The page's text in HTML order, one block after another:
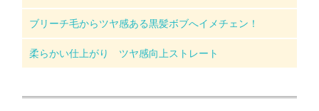
ブリーチ毛からツヤ感ある黒髪ボブへイメチェン！
柔らかい仕上がり ツヤ感向上ストレート